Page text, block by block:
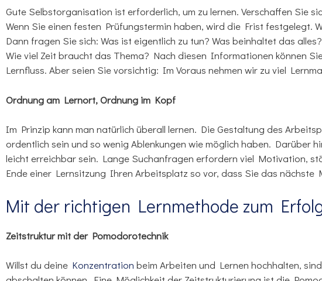
Gute Selbstorganisation ist erforderlich, um zu lernen. Verschaffen Sie
Wenn Sie einen festen Prüfungstermin haben, wird die Frist festgelegt.
Dann fragen Sie sich: Was ist eigentlich zu tun? Was beinhaltet das
Wie viel Zeit braucht das Thema? Nach diesen Informationen können
Lernfluss. Aber seien Sie vorsichtig: Im Voraus nehmen wir zu viel
Ordnung am Lernort, Ordnung im Kopf
Im Prinzip kann man natürlich überall lernen. Die Gestaltung des
ordentlich sein und so wenig Ablenkungen wie möglich haben. Darüber
leicht erreichbar sein. Lange Suchanfragen erfordern viel Motivation,
Ende einer Lernsitzung Ihren Arbeitsplatz so vor, dass Sie das nächste
Mit der richtigen Lernmethode zum
Zeitstruktur mit der Pomodorotechnik
Willst du deine Konzentration beim Arbeiten und Lernen hochhalten,